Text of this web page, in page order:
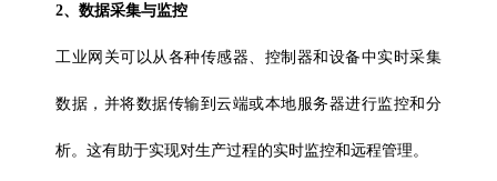
2、数据采集与监控
工业网关可以从各种传感器、控制器和设备中实时采集
数据，并将数据传输到云端或本地服务器进行监控和分
析。这有助于实现对生产过程的实时监控和远程管理。